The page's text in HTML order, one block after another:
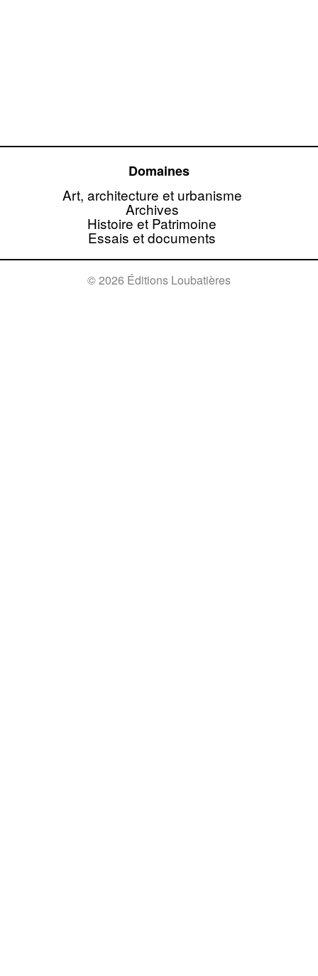
Domaines
Art, architecture et urbanisme
Archives
Histoire et Patrimoine
Essais et documents
© 2026 Éditions Loubatières